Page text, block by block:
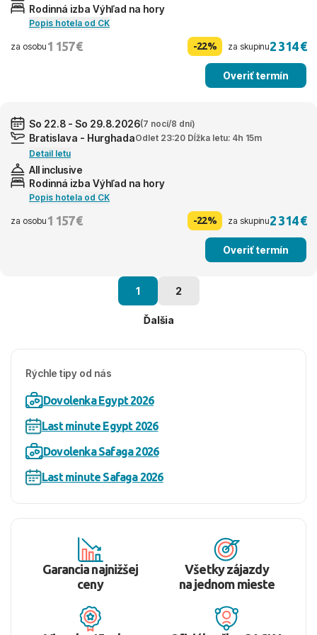
Rodinná izba Výhľad na hory
Popis hotela od CK
za osobu 1 157 € -22% za skupinu2 314 €
Overiť termín
So 22.8 - So 29.8.2026(7 nocí/8 dní)
Bratislava - HurghadaOdlet 23:20 Dĺžka letu: 4h 15m
Detail letu
All inclusive
Rodinná izba Výhľad na hory
Popis hotela od CK
za osobu 1 157 € -22% za skupinu2 314 €
Overiť termín
1 2
Ďalšia
Rýchle tipy od nás
Dovolenka Egypt 2026
Last minute Egypt 2026
Dovolenka Safaga 2026
Last minute Safaga 2026
Garancia najnižšej
ceny
Všetky zájazdy
na jednom mieste